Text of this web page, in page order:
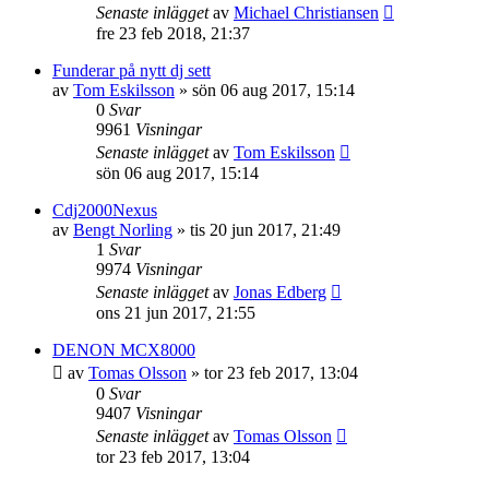
Senaste inläggetav Michael Christiansen
fre 23 feb 2018, 21:37
Funderar på nytt dj sett
av Tom Eskilsson » sön 06 aug 2017, 15:14
0 Svar
9961 Visningar
Senaste inläggetav Tom Eskilsson
sön 06 aug 2017, 15:14
Cdj2000Nexus
av Bengt Norling » tis 20 jun 2017, 21:49
1 Svar
9974 Visningar
Senaste inläggetav Jonas Edberg
ons 21 jun 2017, 21:55
DENON MCX8000
av Tomas Olsson » tor 23 feb 2017, 13:04
0 Svar
9407 Visningar
Senaste inläggetav Tomas Olsson
tor 23 feb 2017, 13:04